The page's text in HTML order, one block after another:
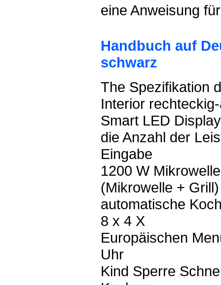
eine Anweisung
Handbuch auf
schwarz
The Spezifikation
Interior
Smart LED
die Anzahl der
Eingabe
1200 W
(Mikrowelle +
automatische
8 x 4 X
Europäischen
Uhr
Kind Sperre